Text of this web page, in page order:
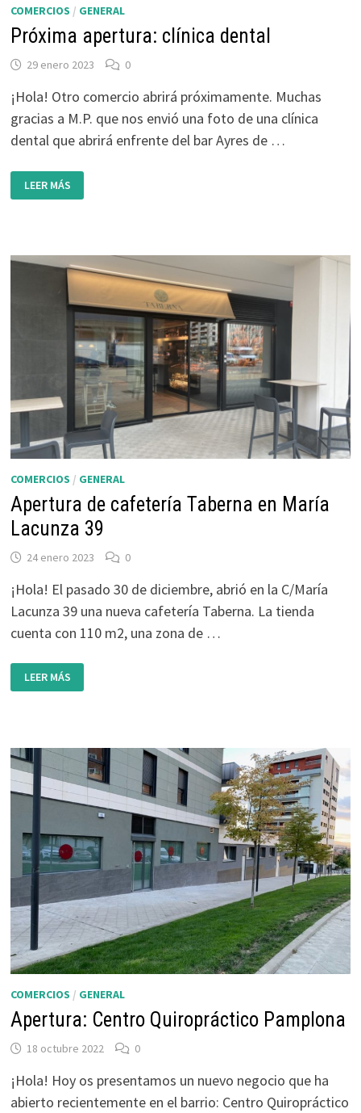
COMERCIOS / GENERAL
Próxima apertura: clínica dental
29 enero 2023 0
¡Hola! Otro comercio abrirá próximamente. Muchas
gracias a M.P. que nos envió una foto de una clínica
dental que abrirá enfrente del bar Ayres de …
PRÓXIMA
APERTURA:
CLÍNICA
LEER MÁS
COMERCIOS / GENERAL
Apertura de cafetería Taberna en María
Lacunza 39
24 enero 2023 0
¡Hola! El pasado 30 de diciembre, abrió en la C/María
Lacunza 39 una nueva cafetería Taberna. La tienda
cuenta con 110 m2, una zona de …
APERTURA
DE
CAFETERÍA
39
LEER MÁS
COMERCIOS / GENERAL
Apertura: Centro Quiropráctico Pamplona
18 octubre 2022 0
¡Hola! Hoy os presentamos un nuevo negocio que ha
abierto recientemente en el barrio: Centro Quiropráctico